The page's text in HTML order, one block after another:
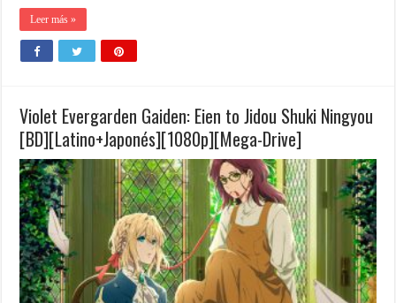
Leer más »
Violet Evergarden Gaiden: Eien to Jidou Shuki Ningyou
[BD][Latino+Japonés][1080p][Mega-Drive]